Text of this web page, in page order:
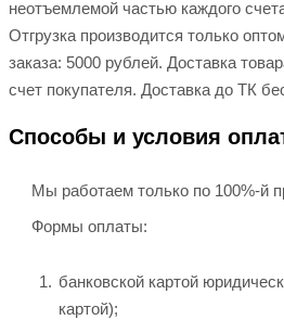
неотъемлемой частью каждого
Отгрузка производится только
заказа: 5000 рублей. Доставка
счет покупателя. Доставка до ТК
Способы и условия
Мы работаем только по 100%-й
Формы оплаты:
банковской картой
картой);